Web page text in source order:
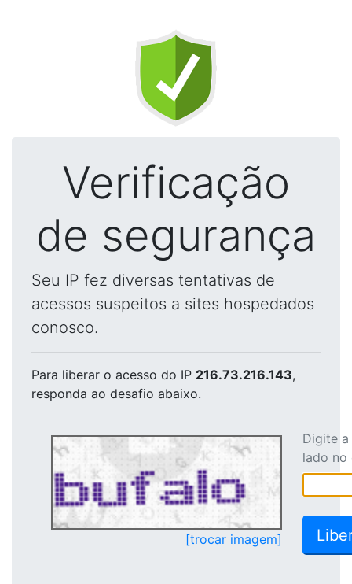
Verificação
de segurança
Seu IP fez diversas tentativas de
acessos suspeitos a sites hospedados
conosco.
Para liberar o acesso do IP 216.73.216.143,
responda ao desafio abaixo.
[trocar imagem]
Digite
lado no